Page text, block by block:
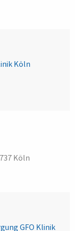
Köln
Köln
GFO Klinik